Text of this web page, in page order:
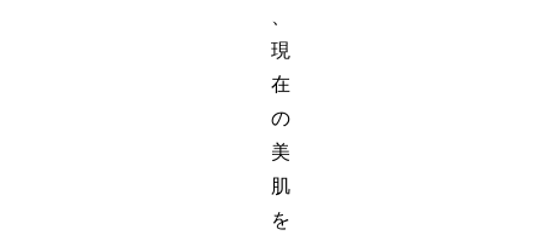
現
在
の
美
肌
を